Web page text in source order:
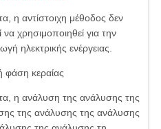
η αντίστοιχη μέθοδος δεν
να χρησιμοποιηθεί για την
ηλεκτρικής ενέργειας.
φάση κεραίας
η ανάλυση της ανάλυσης της
της ανάλυσης της ανάλυσης